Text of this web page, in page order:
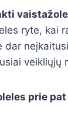
ryte, kai
dar
veikliųjų
prie pat